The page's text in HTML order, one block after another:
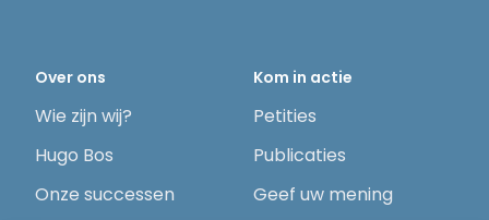
Over ons
Wie zijn wij?
Hugo Bos
Onze successen
Kom in actie
Petities
Publicaties
Geef uw mening